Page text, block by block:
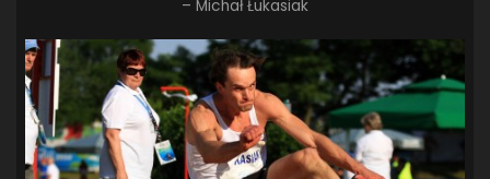
– Michał Łukasiak